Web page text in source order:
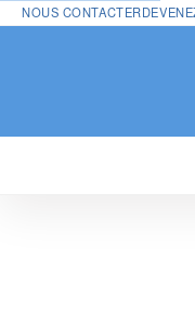
NOUS CONTACTER